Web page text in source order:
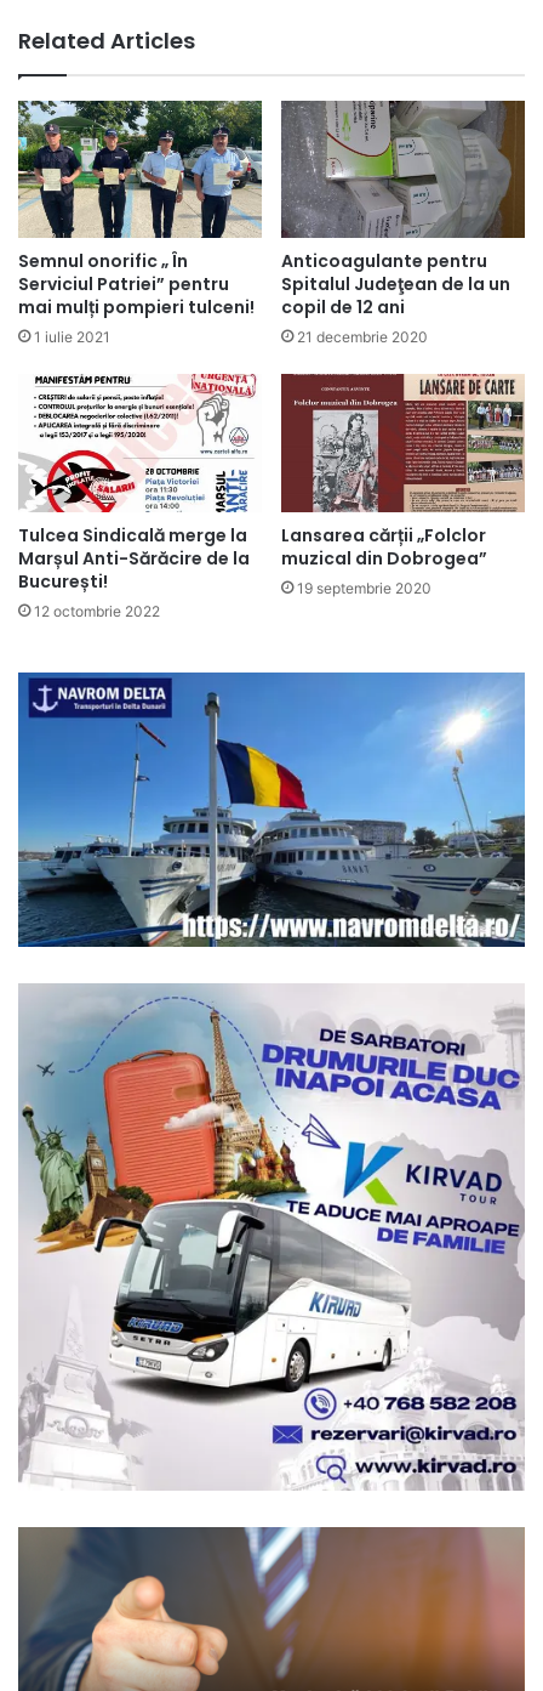
Related Articles
Semnul onorific „ În
Serviciul Patriei” pentru
mai mulți pompieri tulceni!
1 iulie 2021
Anticoagulante pentru
Spitalul Judeţean de la un
copil de 12 ani
21 decembrie 2020
Tulcea Sindicală merge la
Marșul Anti-Sărăcire de la
București!
12 octombrie 2022
Lansarea cărții „Folclor
muzical din Dobrogea”
19 septembrie 2020